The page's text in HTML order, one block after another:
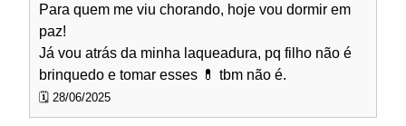
Para quem me viu chorando, hoje vou dormir em
paz!
Já vou atrás da minha laqueadura, pq filho não é
brinquedo e tomar esses 💊 tbm não é.
🗓️ 28/06/2025